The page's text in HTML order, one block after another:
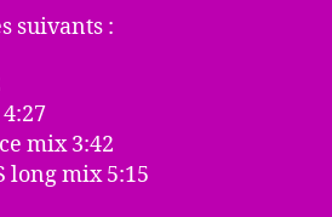
suivants :
mix 3:42
long mix 5:15